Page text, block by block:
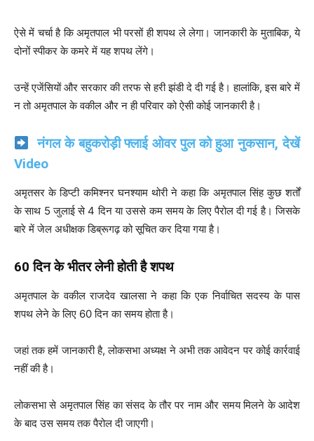
ऐसे में चर्चा है कि अमृतपाल भी परसों ही शपथ ले लेगा। जानकारी के मुताबिक, ये
दोनों स्पीकर के कमरे में यह शपथ लेंगे।
उन्हें एजेंसियों और सरकार की तरफ से हरी झंडी दे दी गई है। हालांकि, इस बारे में
न तो अमृतपाल के वकील और न ही परिवार को ऐसी कोई जानकारी है।
नंगल के बहुकरोड़ी फ्लाई ओवर पुल को हुआ नुकसान, देखें
Video
अमृतसर के डिप्टी कमिश्नर घनश्याम थोरी ने कहा कि अमृतपाल सिंह कुछ शर्तों
के साथ 5 जुलाई से 4 दिन या उससे कम समय के लिए पैरोल दी गई है। जिसके
बारे में जेल अधीक्षक डिब्रूगढ़ को सूचित कर दिया गया है।
60 दिन के भीतर लेनी होती है शपथ
अमृतपाल के वकील राजदेव खालसा ने कहा कि एक निर्वाचित सदस्य के पास
शपथ लेने के लिए 60 दिन का समय होता है।
जहां तक हमें जानकारी है, लोकसभा अध्यक्ष ने अभी तक आवेदन पर कोई कार्रवाई
नहीं की है।
लोकसभा से अमृतपाल सिंह का संसद के तौर पर नाम और समय मिलने के आदेश
के बाद उस समय तक पैरोल दी जाएगी।